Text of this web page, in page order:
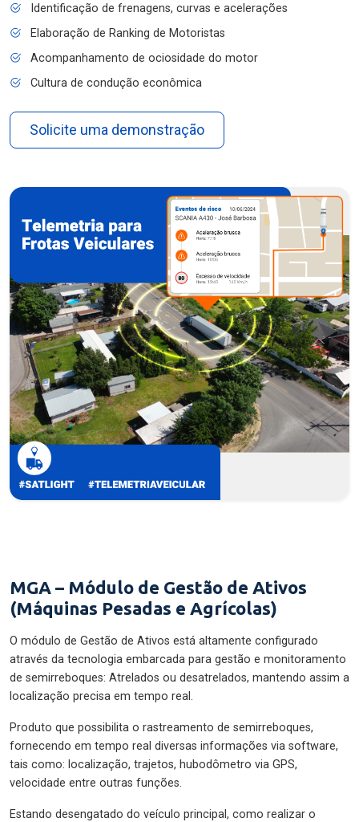
Identificação de frenagens, curvas e acelerações
Elaboração de Ranking de Motoristas
Acompanhamento de ociosidade do motor
Cultura de condução econômica
Solicite uma demonstração
MGA – Módulo de Gestão de Ativos
(Máquinas Pesadas e Agrícolas)
O módulo de Gestão de Ativos está altamente configurado
através da tecnologia embarcada para gestão e monitoramento
de semirreboques: Atrelados ou desatrelados, mantendo assim a
localização precisa em tempo real.
Produto que possibilita o rastreamento de semirreboques,
fornecendo em tempo real diversas informações via software,
tais como: localização, trajetos, hubodômetro via GPS,
velocidade entre outras funções.
Estando desengatado do veículo principal, como realizar o